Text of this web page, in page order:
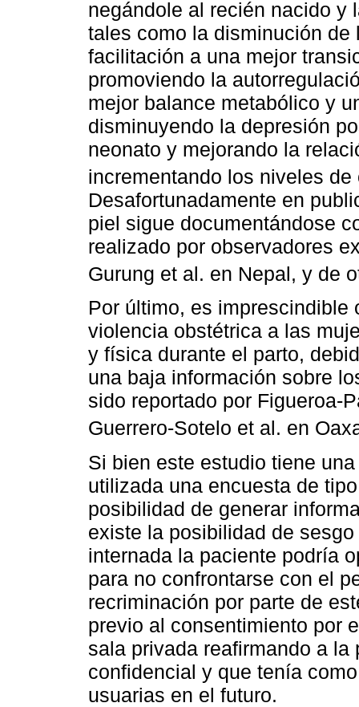
negándole al recién nacido y
tales como la disminución
facilitación a una mejor
promoviendo la
mejor balance metabólico y
disminuyendo la depresión
neonato y mejorando la
incrementando los niveles
Desafortunadamente en
piel sigue documentándose
realizado por observadores
Gurung et al. en Nepal, y de
Por último, es imprescindible
violencia obstétrica a las
y física durante el parto,
una baja información sobre
sido reportado por Figueroa-
Guerrero-Sotelo et al. en
Si bien este estudio tiene
utilizada una encuesta de
posibilidad de generar
existe la posibilidad de
internada la paciente podría
para no confrontarse con el
recriminación por parte de
previo al consentimiento por
sala privada reafirmando a
confidencial y que tenía
usuarias en el futuro.